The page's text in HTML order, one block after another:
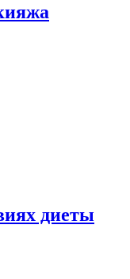
диеты